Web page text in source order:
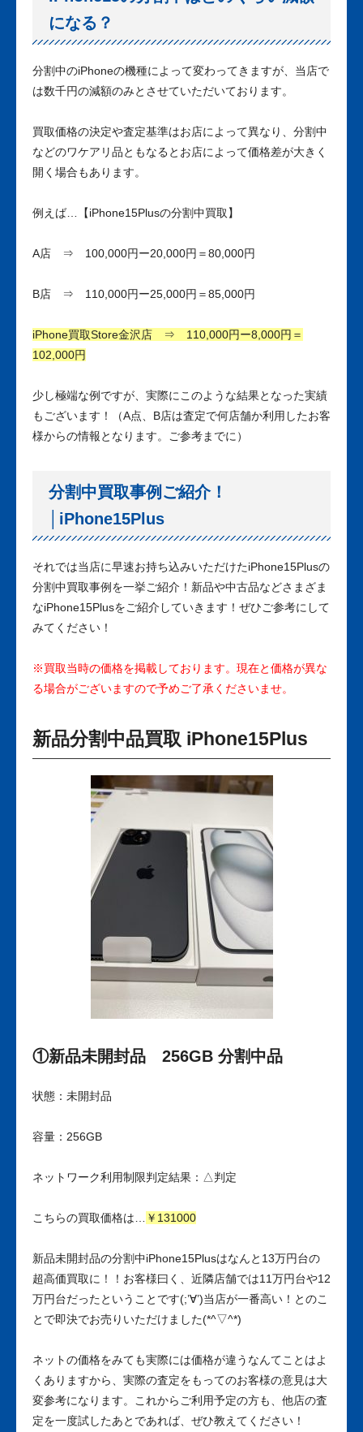
になる？
分割中のiPhoneの機種によって変わってきますが、当店で
は数千円の減額のみとさせていただいております。
買取価格の決定や査定基準はお店によって異なり、分割中
などのワケアリ品ともなるとお店によって価格差が大きく
開く場合もあります。
例えば…【iPhone15Plusの分割中買取】
A店 ⇒ 100,000円ー20,000円＝80,000円
B店 ⇒ 110,000円ー25,000円＝85,000円
iPhone買取Store金沢店 ⇒ 110,000円ー8,000円＝
102,000円
少し極端な例ですが、実際にこのような結果となった実績
もございます！（A点、B店は査定で何店舗か利用したお客
様からの情報となります。ご参考までに）
分割中買取事例ご紹介！
│iPhone15Plus
それでは当店に早速お持ち込みいただけたiPhone15Plusの
分割中買取事例を一挙ご紹介！新品や中古品などさまざま
なiPhone15Plusをご紹介していきます！ぜひご参考にして
みてください！
※買取当時の価格を掲載しております。現在と価格が異な
る場合がございますので予めご了承くださいませ。
新品分割中品買取 iPhone15Plus
①新品未開封品 256GB 分割中品
状態：未開封品
容量：256GB
ネットワーク利用制限判定結果：△判定
こちらの買取価格は… ￥131000
新品未開封品の分割中iPhone15Plusはなんと13万円台の
超高価買取に！！お客様曰く、近隣店舗では11万円台や12
万円台だったということです(;’∀’)当店が一番高い！とのこ
とで即決でお売りいただけました(*^▽^*)
ネットの価格をみても実際には価格が違うなんてことはよ
くありますから、実際の査定をもってのお客様の意見は大
変参考になります。これからご利用予定の方も、他店の査
定を一度試したあとであれば、ぜひ教えてください！